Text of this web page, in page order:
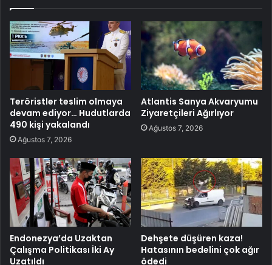
Teröristler teslim olmaya
devam ediyor… Hudutlarda
490 kişi yakalandı
Ağustos 7, 2026
Atlantis Sanya Akvaryumu
Ziyaretçileri Ağırlıyor
Ağustos 7, 2026
Endonezya’da Uzaktan
Çalışma Politikası İki Ay
Uzatıldı
Dehşete düşüren kaza!
Hatasının bedelini çok ağır
ödedi